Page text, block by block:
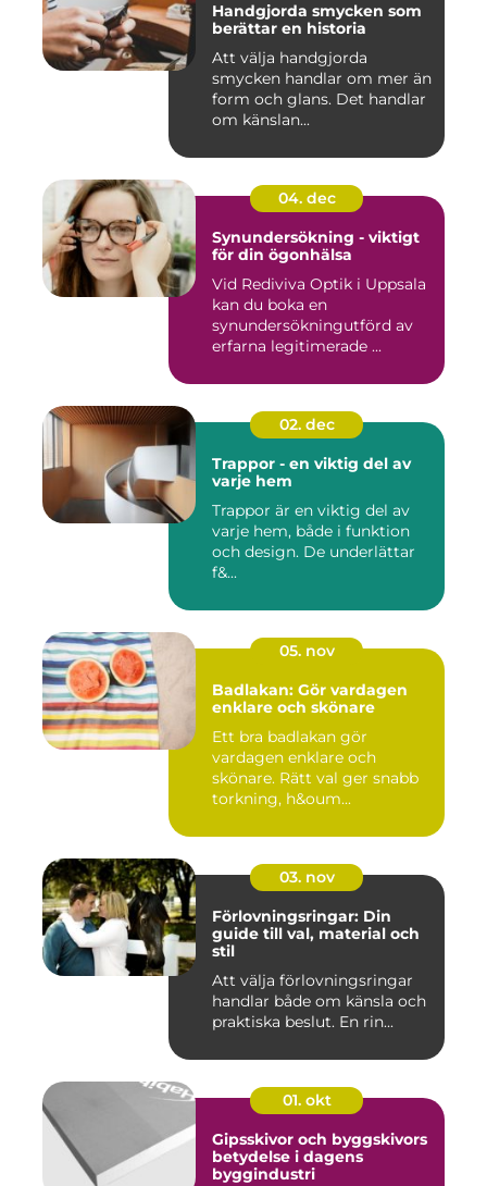
Handgjorda smycken som
berättar en historia
Att välja handgjorda
smycken handlar om mer än
form och glans. Det handlar
om känslan...
04. dec
Synundersökning - viktigt
för din ögonhälsa
Vid Rediviva Optik i Uppsala
kan du boka en
synundersökningutförd av
erfarna legitimerade ...
02. dec
Trappor - en viktig del av
varje hem
Trappor är en viktig del av
varje hem, både i funktion
och design. De underlättar
f&...
05. nov
Badlakan: Gör vardagen
enklare och skönare
Ett bra badlakan gör
vardagen enklare och
skönare. Rätt val ger snabb
torkning, h&oum...
03. nov
Förlovningsringar: Din
guide till val, material och
stil
Att välja förlovningsringar
handlar både om känsla och
praktiska beslut. En rin...
01. okt
Gipsskivor och byggskivors
betydelse i dagens
byggindustri